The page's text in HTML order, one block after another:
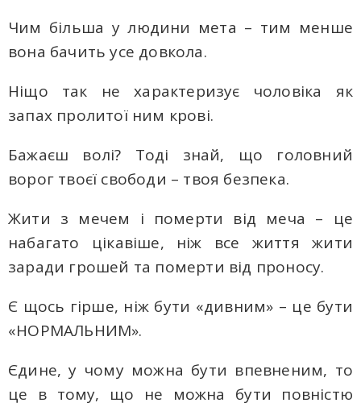
Чим більша у людини мета – тим менше
вона бачить усе довкола.
Ніщо так не характеризує чоловіка як
запах пролитої ним крові.
Бажаєш волі? Тоді знай, що головний
ворог твоєї свободи – твоя безпека.
Жити з мечем і померти від меча – це
набагато цікавіше, ніж все життя жити
заради грошей та померти від проносу.
Є щось гірше, ніж бути «дивним» – це бути
«НОРМАЛЬНИМ».
Єдине, у чому можна бути впевненим, то
це в тому, що не можна бути повністю